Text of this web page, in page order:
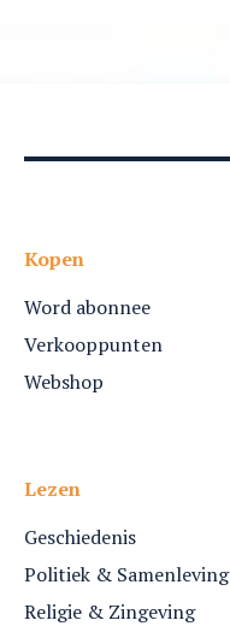
Kopen
Word abonnee
Verkooppunten
Webshop
Lezen
Geschiedenis
Politiek & Samenleving
Religie & Zingeving